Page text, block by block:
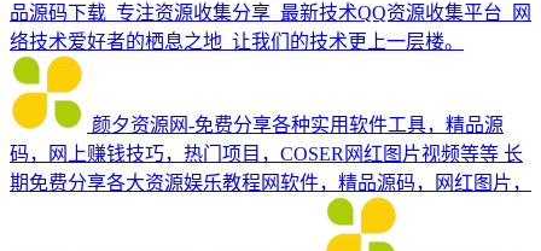
品源码下载_专注资源收集分享_最新技术QQ资源收集平台_网
络技术爱好者的栖息之地_让我们的技术更上一层楼。
颜夕资源网-免费分享各种实用软件工具，精品源
码，网上赚钱技巧，热门项目，COSER网红图片视频等等 长
期免费分享各大资源娱乐教程网软件，精品源码，网红图片，